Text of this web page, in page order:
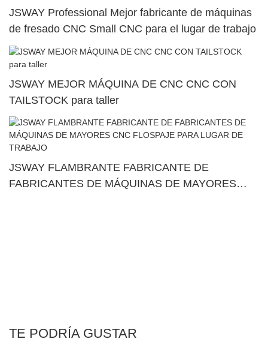
JSWAY Professional Mejor fabricante de máquinas
de fresado CNC Small CNC para el lugar de trabajo
JSWAY MEJOR MÁQUINA DE CNC CNC CON
TAILSTOCK para taller
JSWAY FLAMBRANTE FABRICANTE DE
FABRICANTES DE MÁQUINAS DE MAYORES
TE PODRÍA GUSTAR